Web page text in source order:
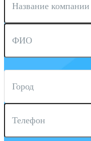
Название компании
ФИО
Город
Телефон